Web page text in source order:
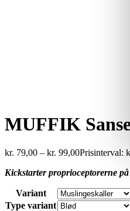
MUFFIK
kr. 79,00 – kr. 99,00Prisinterval:
Kickstarter proprioceptorerne
Variant
Type variant